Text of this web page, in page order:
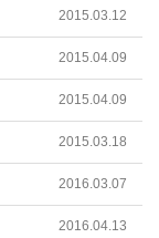
2015.03.12
2015.04.09
2015.04.09
2015.03.18
2016.03.07
2016.04.13